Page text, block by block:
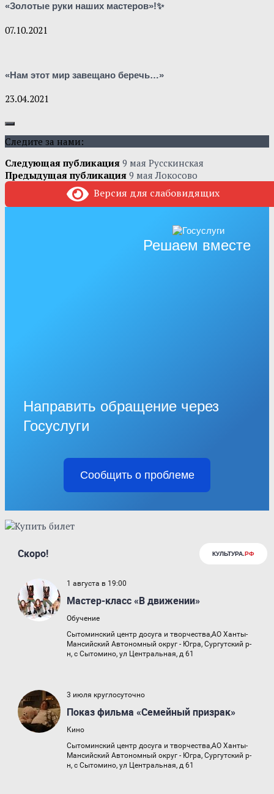
«Золотые руки наших мастеров»!✨
07.10.2021
«Нам этот мир завещано беречь…»
23.04.2021
Следите за нами:
Следующая публикация 9 мая Русскинская
Предыдущая публикация 9 мая Локосово
Версия для слабовидящих
Решаем вместе
Направить обращение через
Госуслуги
Сообщить о проблеме